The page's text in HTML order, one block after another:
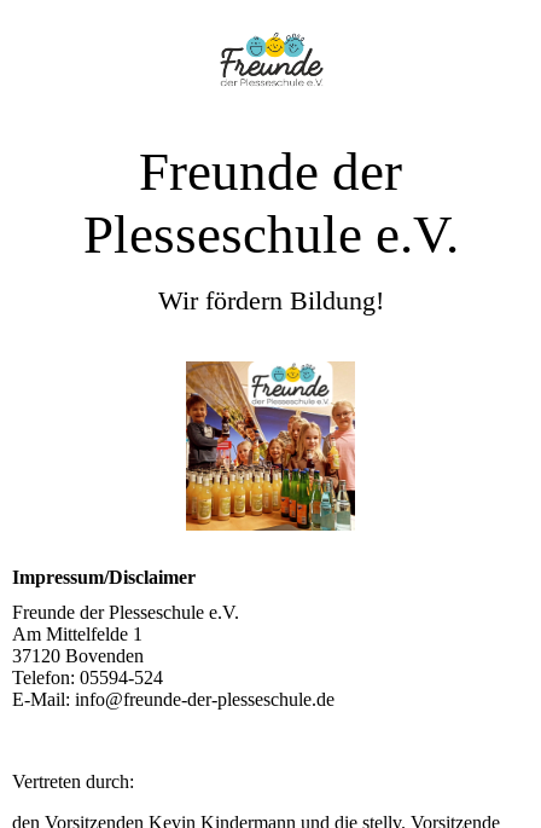
Freunde der
Plesseschule e.V.
Wir fördern Bildung!
Impressum/Disclaimer
Freunde der Plesseschule e.V.
Am Mittelfelde 1
37120 Bovenden
Telefon: 05594-524
E-Mail: info@freunde-der-plesseschule.de
Vertreten durch:
den Vorsitzenden Kevin Kindermann und die stellv. Vorsitzende